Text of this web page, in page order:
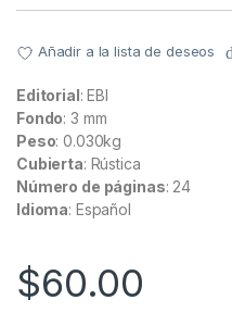
Añadir a la lista de deseos
Editorial: EBI
Fondo: 3 mm
Peso: 0.030kg
Cubierta: Rústica
Número de páginas: 24
Idioma: Español
$60.00